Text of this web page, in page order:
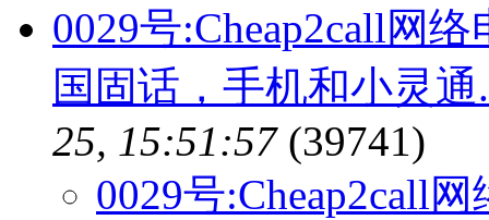
0029号:Cheap2call网
国固话，手机和小灵
25, 15:51:57(39741)
0029号:Cheap2call